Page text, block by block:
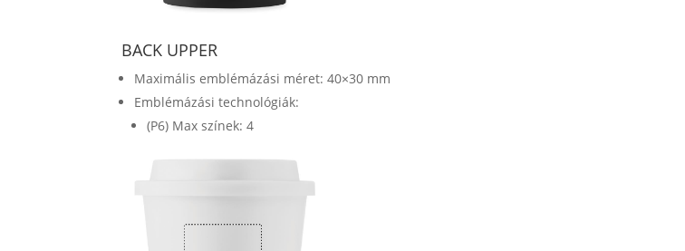
BACK UPPER
Maximális emblémázási méret: 40×30 mm
Emblémázási technológiák:
(P6) Max színek: 4